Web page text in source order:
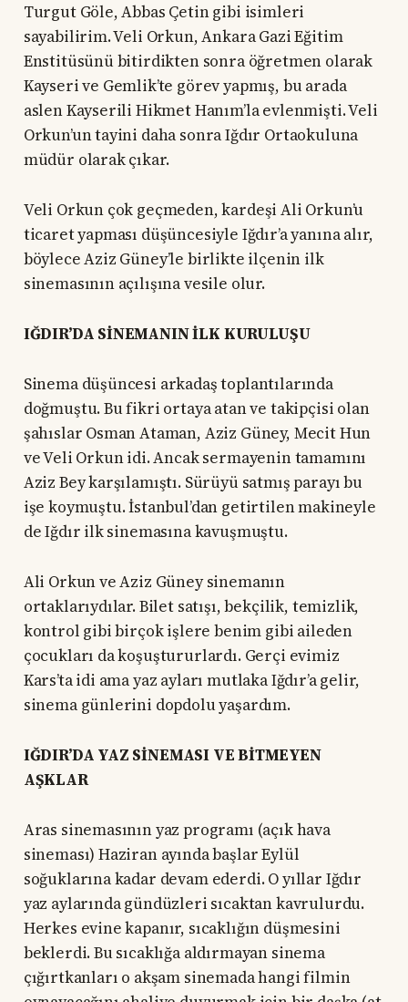
Turgut Göle, Abbas Çetin gibi isimleri
sayabilirim. Veli Orkun, Ankara Gazi Eğitim
Enstitüsünü bitirdikten sonra öğretmen olarak
Kayseri ve Gemlik’te görev yapmış, bu arada
aslen Kayserili Hikmet Hanım’la evlenmişti. Veli
Orkun’un tayini daha sonra Iğdır Ortaokuluna
müdür olarak çıkar.
Veli Orkun çok geçmeden, kardeşi Ali Orkun’u
ticaret yapması düşüncesiyle Iğdır’a yanına alır,
böylece Aziz Güney’le birlikte ilçenin ilk
sinemasının açılışına vesile olur.
IĞDIR’DA SİNEMANIN İLK KURULUŞU
Sinema düşüncesi arkadaş toplantılarında
doğmuştu. Bu fikri ortaya atan ve takipçisi olan
şahıslar Osman Ataman, Aziz Güney, Mecit Hun
ve Veli Orkun idi. Ancak sermayenin tamamını
Aziz Bey karşılamıştı. Sürüyü satmış parayı bu
işe koymuştu. İstanbul’dan getirtilen makineyle
de Iğdır ilk sinemasına kavuşmuştu.
Ali Orkun ve Aziz Güney sinemanın
ortaklarıydılar. Bilet satışı, bekçilik, temizlik,
kontrol gibi birçok işlere benim gibi aileden
çocukları da koşuştururlardı. Gerçi evimiz
Kars’ta idi ama yaz ayları mutlaka Iğdır’a gelir,
sinema günlerini dopdolu yaşardım.
IĞDIR’DA YAZ SİNEMASI VE BİTMEYEN
AŞKLAR
Aras sinemasının yaz programı (açık hava
sineması) Haziran ayında başlar Eylül
soğuklarına kadar devam ederdi. O yıllar Iğdır
yaz aylarında gündüzleri sıcaktan kavrulurdu.
Herkes evine kapanır, sıcaklığın düşmesini
beklerdi. Bu sıcaklığa aldırmayan sinema
çığırtkanları o akşam sinemada hangi filmin